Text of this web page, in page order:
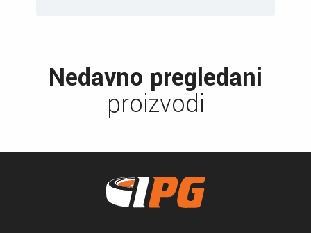
Nedavno pregledani
proizvodi